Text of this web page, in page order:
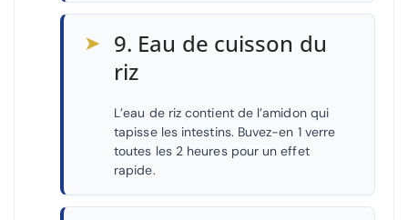
➤ 9. Eau de cuisson du
riz
L’eau de riz contient de l’amidon qui
tapisse les intestins. Buvez-en 1 verre
toutes les 2 heures pour un effet
rapide.